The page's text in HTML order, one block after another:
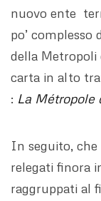
nuovo ente
po’ complesso
della Metropoli
carta in alto
: La Métropole
In seguito,
relegati finora
raggruppati al